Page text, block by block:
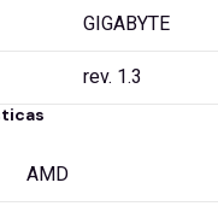
GIGABYTE
rev. 1.3
AMD